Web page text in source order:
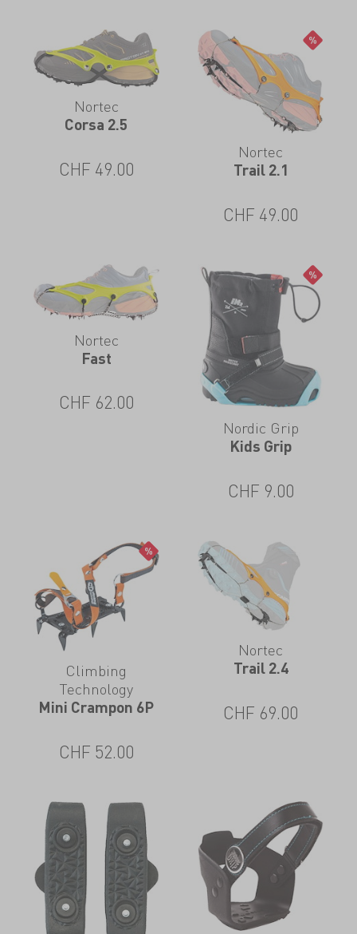
Nortec
Corsa 2.5
CHF 49.00
Nortec
Trail 2.1
CHF 49.00
Nortec
Fast
CHF 62.00
Nordic Grip
Kids Grip
CHF 9.00
Climbing
Technology
Mini Crampon 6P
CHF 52.00
Nortec
Trail 2.4
CHF 69.00